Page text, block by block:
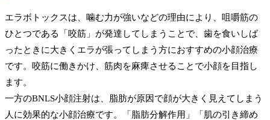
エラボトックスは、噛む力が強いなどの理由により、咀嚼筋の
ひとつである「咬筋」が発達してしまうことで、歯を食いしば
ったときに大きくエラが張ってしまう方におすすめの小顔治療
です。咬筋に働きかけ、筋肉を麻痺させることで小顔を目指し
ます。
一方のBNLS小顔注射は、脂肪が原因で顔が大きく見えてしまう
人に効果的な小顔治療です。「脂肪分解作用」「肌の引き締め